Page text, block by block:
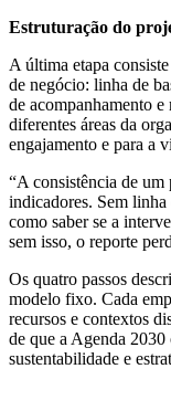
Estruturação do
A última etapa
de negócio: linha de
de acompanhamento
diferentes áreas da
engajamento e para a
“A consistência de
indicadores. Sem linha
como saber se a
sem isso, o reporte
Os quatro passos
modelo fixo. Cada
recursos e contextos
de que a Agenda
sustentabilidade e